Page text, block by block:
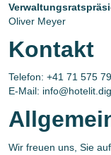
Oliver Meyer
Kontakt
Telefon: +41 71 575
E-Mail:
Wir freuen uns, Sie